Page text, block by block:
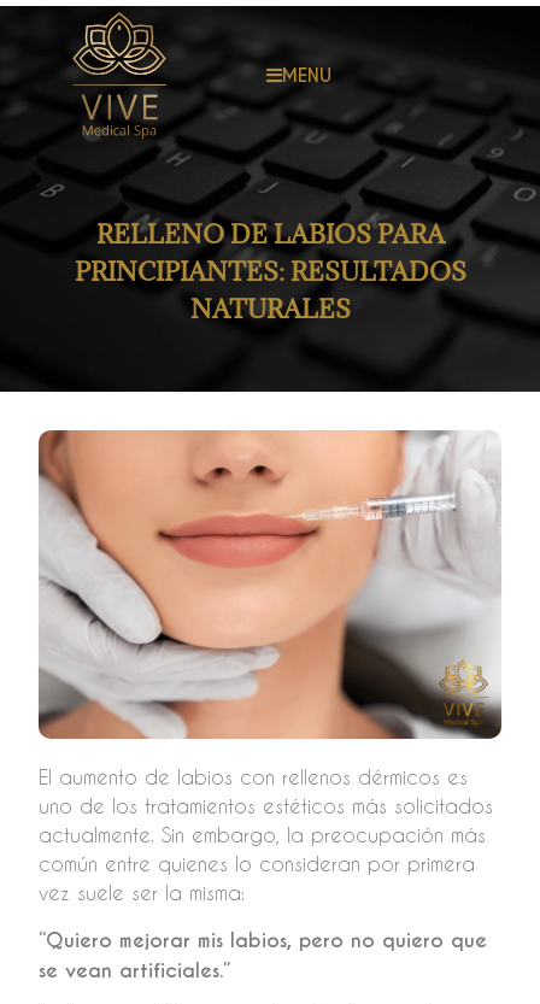
MENU
RELLENO DE LABIOS PARA
PRINCIPIANTES: RESULTADOS
NATURALES
El aumento de labios con rellenos dérmicos es
uno de los tratamientos estéticos más solicitados
actualmente. Sin embargo, la preocupación más
común entre quienes lo consideran por primera
vez suele ser la misma:
“Quiero mejorar mis labios, pero no quiero que
se vean artificiales.”